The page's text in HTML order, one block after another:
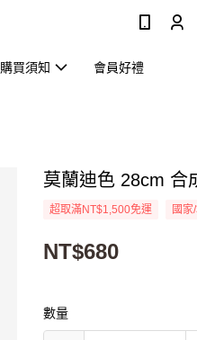
購買須知 會員好禮
莫蘭迪色 28cm 合
超取滿NT$1,500免運 國家
NT$680
數量